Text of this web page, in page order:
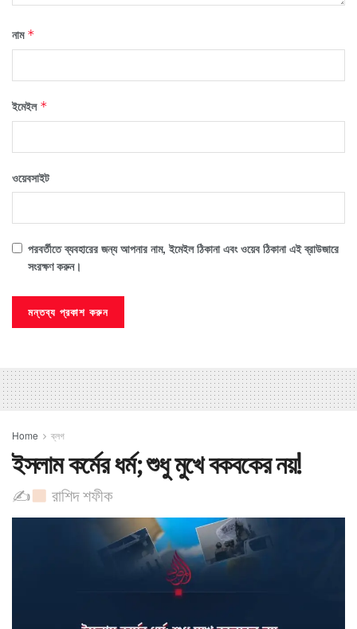
নাম *
ইমেইল *
ওয়েবসাইট
পরবর্তীতে ব্যবহারের জন্য আপনার নাম, ইমেইল ঠিকানা এবং ওয়েব ঠিকানা এই ব্রাউজারে
সংরক্ষণ করুন।
Home ব্লগ
ইসলাম কর্মের ধর্ম; শুধু মুখে বকবকের নয়!
✍ রাশিদ শফীক